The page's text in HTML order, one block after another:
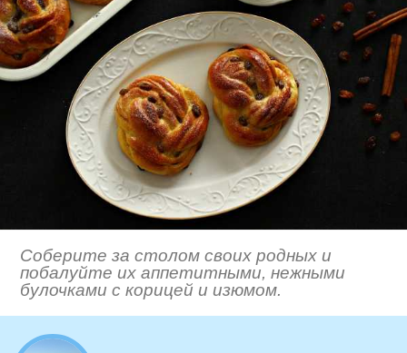
Соберите за столом своих родных и
побалуйте их аппетитными, нежными
булочками с корицей и изюмом.